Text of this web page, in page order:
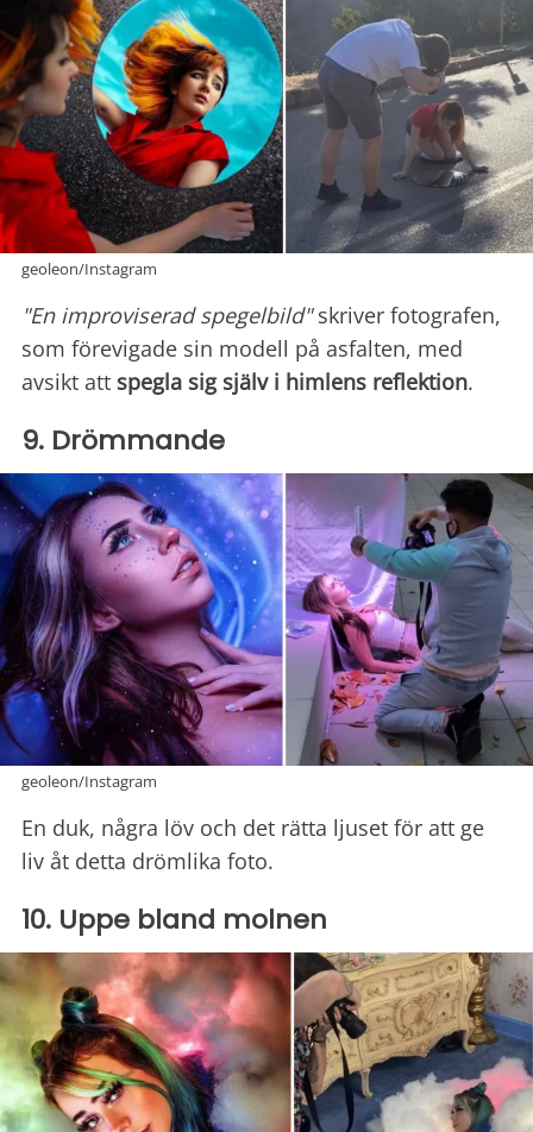
geoleon/Instagram
"En improviserad spegelbild"skriver fotografen,
som förevigade sin modell på asfalten, med
avsikt att spegla sig själv i himlens reflektion.
9. Drömmande
geoleon/Instagram
En duk, några löv och det rätta ljuset för att ge
liv åt detta drömlika foto.
10. Uppe bland molnen